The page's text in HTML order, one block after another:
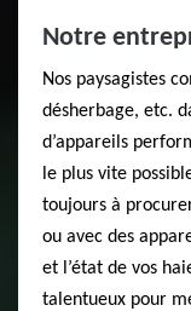
Notre
Nos paysagistes
désherbage, etc.
d’appareils
le plus vite
toujours à
ou avec des
et l’état de vos
talentueux pour